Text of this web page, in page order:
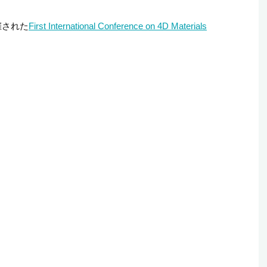
れたFirst International Conference on 4D Materials